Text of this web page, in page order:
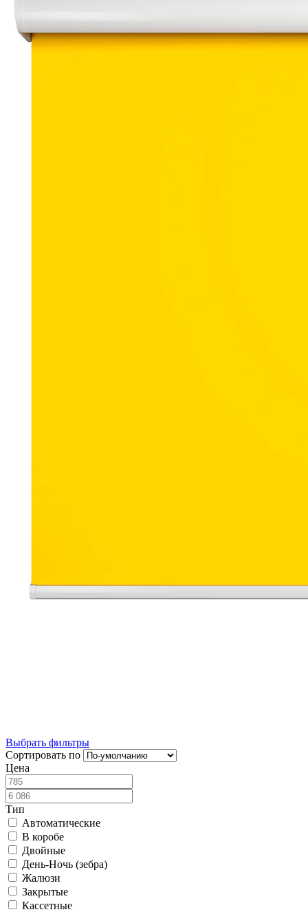
Выбрать фильтры
Сортировать по
Цена
Тип
Автоматические
В коробе
Двойные
День-Ночь (зебра)
Жалюзи
Закрытые
Кассетные